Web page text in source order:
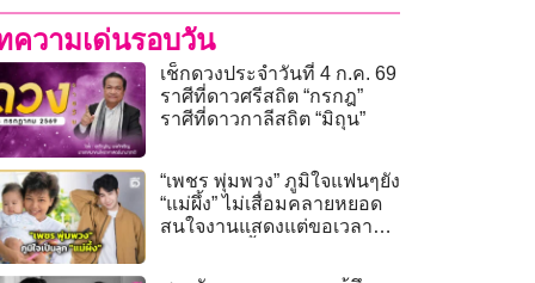
ความเด่นรอบวัน
เช็กดวงประจำวันที่ 4 ก.ค. 69
ราศีที่ดาวศรีสถิต “กรกฎ”
ราศีที่ดาวกาลีสถิต “มิถุน”
“เพชร พุ่มพวง” ภูมิใจแฟนๆยัง
“แม่ผึ้ง” ไม่เสื่อมคลายหยอด
สนใจงานแสดงแต่ขอเวลา